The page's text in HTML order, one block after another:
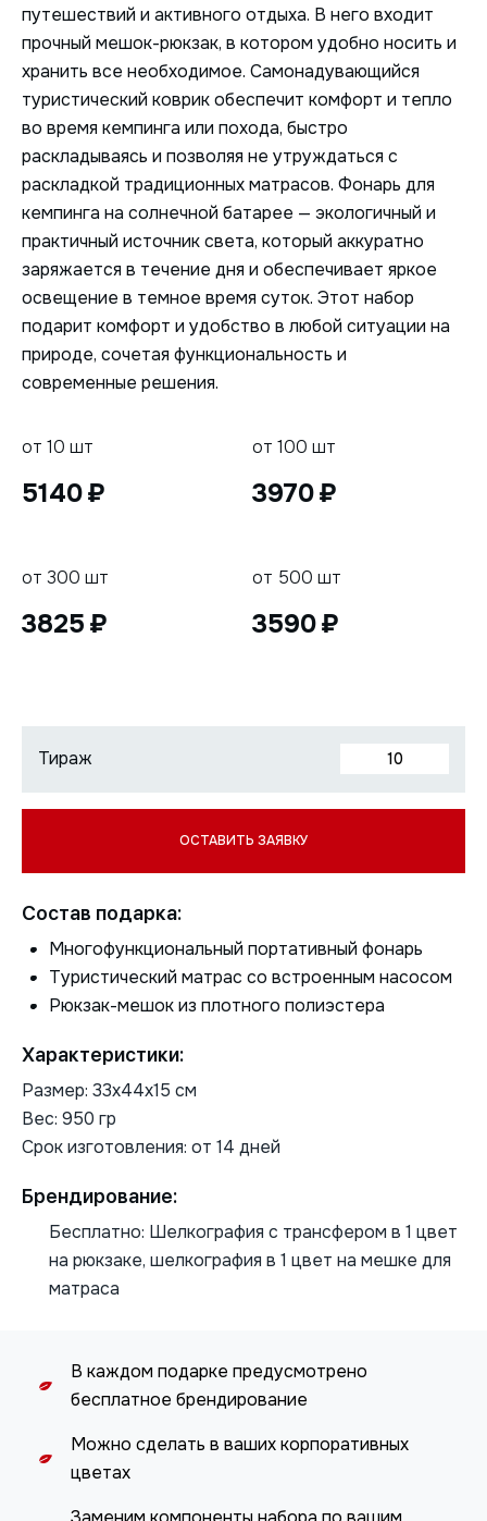
путешествий и активного отдыха. В него входит
прочный мешок-рюкзак, в котором удобно носить и
хранить все необходимое. Самонадувающийся
туристический коврик обеспечит комфорт и тепло
во время кемпинга или похода, быстро
раскладываясь и позволяя не утруждаться с
раскладкой традиционных матрасов. Фонарь для
кемпинга на солнечной батарее — экологичный и
практичный источник света, который аккуратно
заряжается в течение дня и обеспечивает яркое
освещение в темное время суток. Этот набор
подарит комфорт и удобство в любой ситуации на
природе, сочетая функциональность и
современные решения.
от 10 шт
5140
от 100 шт
3970
от 300 шт
3825
от 500 шт
3590
Состав подарка:
Многофункциональный портативный фонарь
Туристический матрас со встроенным насосом
Рюкзак-мешок из плотного полиэстера
Характеристики:
Размер: 33х44х15 см
Вес: 950 гр
Срок изготовления: от 14 дней
Брендирование:
Бесплатно: Шелкография с трансфером в 1 цвет
на рюкзаке, шелкография в 1 цвет на мешке для
матраса
В каждом подарке предусмотрено
бесплатное брендирование
Можно сделать в ваших корпоративных
цветах